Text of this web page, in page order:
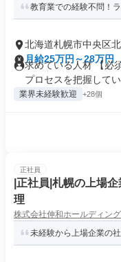
教育業での経験不問！
北海道札幌市中央区
月給25万円～28万円
求めている人材 【必
プロセスを把握してい
業界未経験歓迎 +28個
正社員
|正社員|札幌の上場
理
株式会社伸和ホールディン
未経験から上場企業の